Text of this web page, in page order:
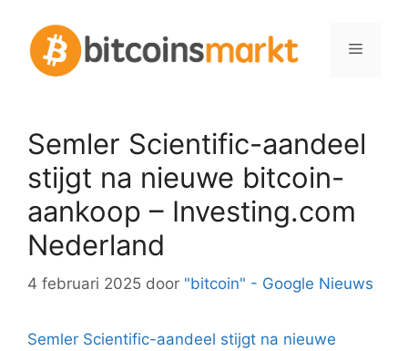
inhoud
Menu
Semler Scientific-aandeel
stijgt na nieuwe bitcoin-
aankoop – Investing.com
Nederland
4 februari 2025 door "bitcoin" - Google Nieuws
Semler Scientific-aandeel stijgt na nieuwe